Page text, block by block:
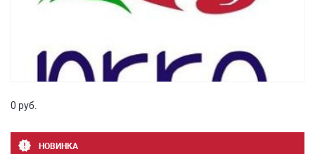
0 руб.
НОВИНКА